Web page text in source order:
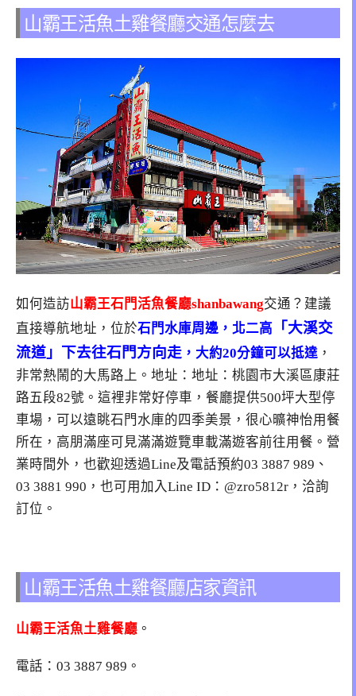
山霸王活魚土雞餐廳交通怎麼去
如何造訪山霸王石門活魚餐廳shanbawang交通？建議
直接導航地址，位於石門水庫周邊，北二高 「大溪交
流道」下去往石門方向走 ，大約20分鐘可以抵達 ，
非常熱鬧的大馬路上。地址：地址：桃園市大溪區康莊
路五段82號。這裡非常好停車，餐廳提供500坪大型停
車場，可以遠眺石門水庫的四季美景，很心曠神怡用餐
所在，高朋滿座可見滿滿遊覽車載滿遊客前往用餐。營
業時間外，也歡迎透過Line及電話預約03 3887 989、
03 3881 990，也可用加入Line ID：@zro5812r，洽詢
訂位。
山霸王活魚土雞餐廳店家資訊
山霸王活魚土雞餐廳 。
電話：03 3887 989。